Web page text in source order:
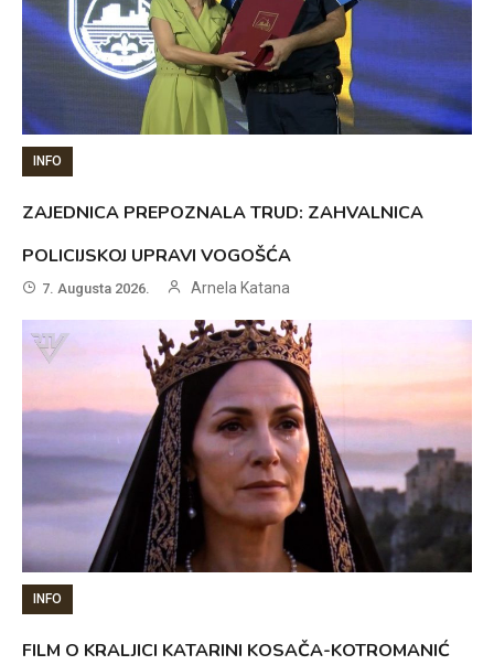
INFO
ZAJEDNICA PREPOZNALA TRUD: ZAHVALNICA
POLICIJSKOJ UPRAVI VOGOŠĆA
7. Augusta 2026. Arnela Katana
INFO
FILM O KRALJICI KATARINI KOSAČA-KOTROMANIĆ